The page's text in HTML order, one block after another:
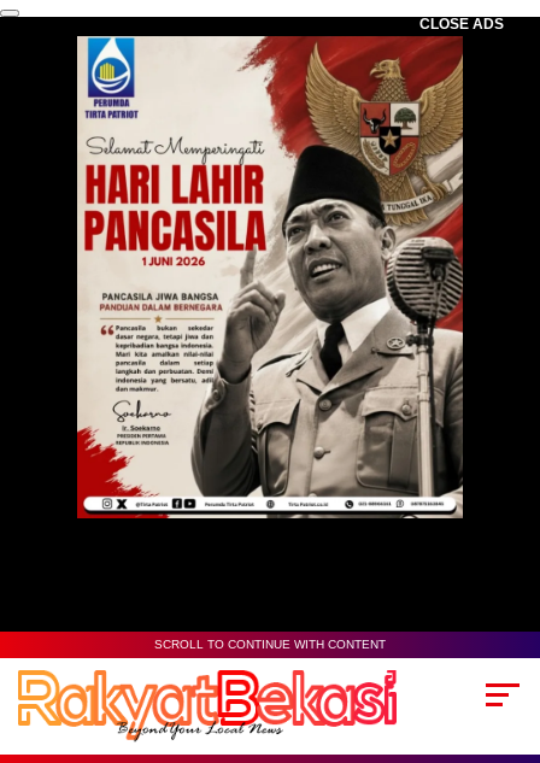
CLOSE ADS
SCROLL TO CONTINUE WITH CONTENT